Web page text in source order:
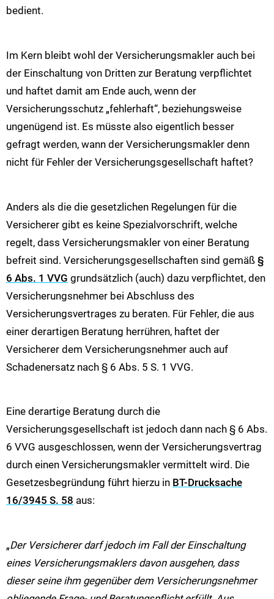
bedient.
Im Kern bleibt wohl der Versicherungsmakler auch bei
der Einschaltung von Dritten zur Beratung verpflichtet
und haftet damit am Ende auch, wenn der
Versicherungsschutz „fehlerhaft“, beziehungsweise
ungenügend ist. Es müsste also eigentlich besser
gefragt werden, wann der Versicherungsmakler denn
nicht für Fehler der Versicherungsgesellschaft haftet?
Anders als die die gesetzlichen Regelungen für die
Versicherer gibt es keine Spezialvorschrift, welche
regelt, dass Versicherungsmakler von einer Beratung
befreit sind. Versicherungsgesellschaften sind gemäß §
6 Abs. 1 VVG grundsätzlich (auch) dazu verpflichtet, den
Versicherungsnehmer bei Abschluss des
Versicherungsvertrages zu beraten. Für Fehler, die aus
einer derartigen Beratung herrühren, haftet der
Versicherer dem Versicherungsnehmer auch auf
Schadenersatz nach § 6 Abs. 5 S. 1 VVG.
Eine derartige Beratung durch die
Versicherungsgesellschaft ist jedoch dann nach § 6 Abs.
6 VVG ausgeschlossen, wenn der Versicherungsvertrag
durch einen Versicherungsmakler vermittelt wird. Die
Gesetzesbegründung führt hierzu in BT-Drucksache
16/3945 S. 58 aus:
„Der Versicherer darf jedoch im Fall der Einschaltung
eines Versicherungsmaklers davon ausgehen, dass
dieser seine ihm gegenüber dem Versicherungsnehmer